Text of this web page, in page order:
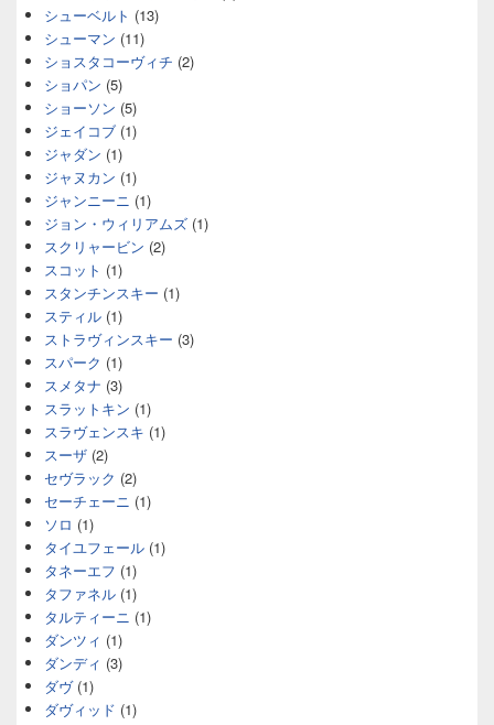
シューベルト (13)
シューマン (11)
ショスタコーヴィチ (2)
ショパン (5)
ショーソン (5)
ジェイコブ (1)
ジャダン (1)
ジャヌカン (1)
ジャンニーニ (1)
ジョン・ウィリアムズ (1)
スクリャービン (2)
スコット (1)
スタンチンスキー (1)
スティル (1)
ストラヴィンスキー (3)
スパーク (1)
スメタナ (3)
スラットキン (1)
スラヴェンスキ (1)
スーザ (2)
セヴラック (2)
セーチェーニ (1)
ソロ (1)
タイユフェール (1)
タネーエフ (1)
タファネル (1)
タルティーニ (1)
ダンツィ (1)
ダンディ (3)
ダヴ(1)
ダヴィッド (1)